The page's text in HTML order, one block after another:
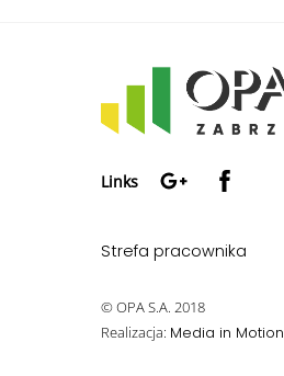
Links
Google+
Strefa pracownika
© OPA S.A. 2018
Realizacja: Media in Motion